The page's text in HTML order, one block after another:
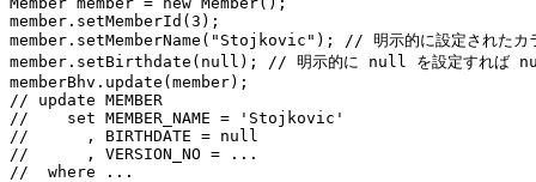
member.setMemberId(3 );
member.setMemberName( "Stojkovic" );
// 明示的に設定されたカ
member.setBirthdate( null );
// 明示的に null を設定すれば
memberBhv
// update MEMBER
//    set MEMBER_NAME = 'Stojkovic'
//      , BIRTHDATE = null
//      , VERSION_NO = ...
//  where ...